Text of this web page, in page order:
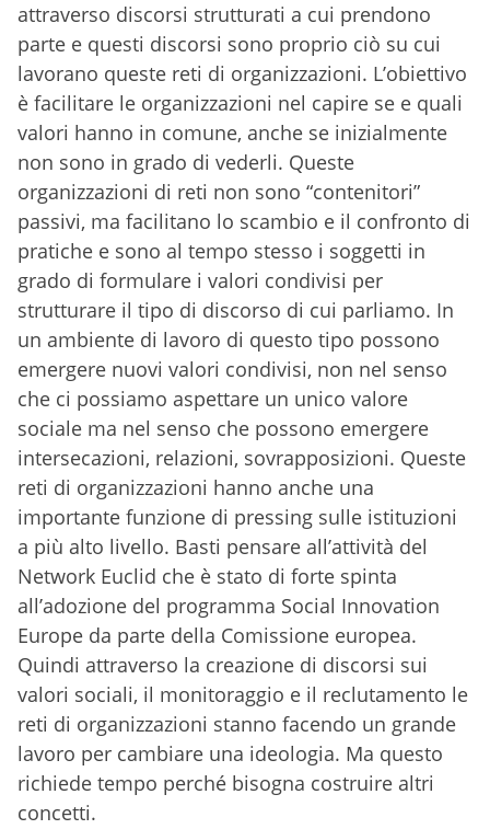
attraverso discorsi strutturati a cui prendono
parte e questi discorsi sono proprio ciò su cui
lavorano queste reti di organizzazioni. L’obiettivo
è facilitare le organizzazioni nel capire se e quali
valori hanno in comune, anche se inizialmente
non sono in grado di vederli. Queste
organizzazioni di reti non sono “contenitori”
passivi, ma facilitano lo scambio e il confronto di
pratiche e sono al tempo stesso i soggetti in
grado di formulare i valori condivisi per
strutturare il tipo di discorso di cui parliamo. In
un ambiente di lavoro di questo tipo possono
emergere nuovi valori condivisi, non nel senso
che ci possiamo aspettare un unico valore
sociale ma nel senso che possono emergere
intersecazioni, relazioni, sovrapposizioni. Queste
reti di organizzazioni hanno anche una
importante funzione di pressing sulle istituzioni
a più alto livello. Basti pensare all’attività del
Network Euclid che è stato di forte spinta
all’adozione del programma Social Innovation
Europe da parte della Comissione europea.
Quindi attraverso la creazione di discorsi sui
valori sociali, il monitoraggio e il reclutamento le
reti di organizzazioni stanno facendo un grande
lavoro per cambiare una ideologia. Ma questo
richiede tempo perché bisogna costruire altri
concetti.